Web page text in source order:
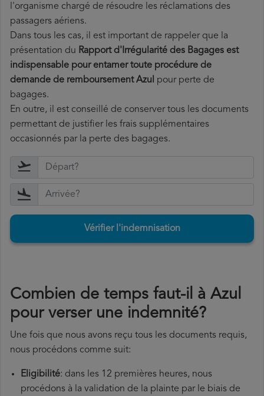
l'organisme chargé de résoudre les réclamations des
passagers aériens.
Dans tous les cas, il est important de rappeler que la
présentation du Rapport d'Irrégularité des Bagages est
indispensable pour entamer toute procédure de
demande de remboursement Azul pour perte de
bagages.
En outre, il est conseillé de conserver tous les documents
permettant de justifier les frais supplémentaires
occasionnés par la perte des bagages.
Vérifier l'indemnisation
Combien de temps faut-il à Azul
pour verser une indemnité?
Une fois que nous avons reçu tous les documents requis,
nous procédons comme suit:
Eligibilité: dans les 12 premières heures, nous
procédons à la validation de la plainte par le biais de